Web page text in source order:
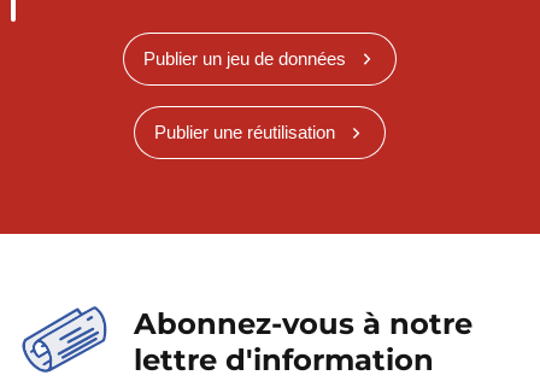
Publier un jeu de données
Publier une réutilisation
Abonnez-vous à notre
lettre d'information